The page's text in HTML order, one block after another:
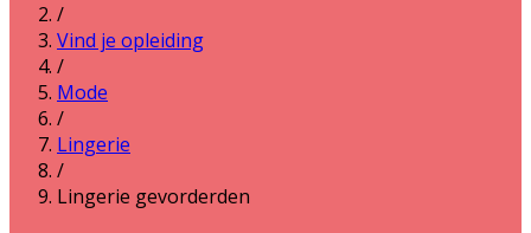
/
Vind je opleiding
/
Mode
/
Lingerie
/
Lingerie gevorderden